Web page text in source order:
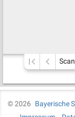
Scan
©2026
Bayerische